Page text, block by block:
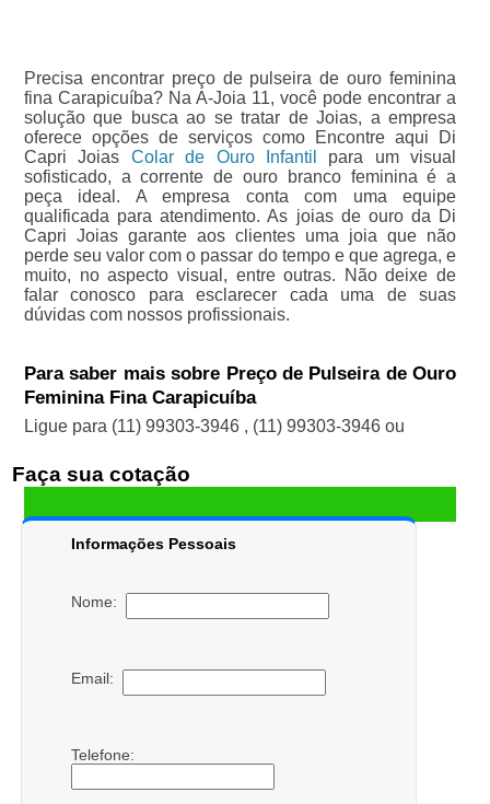
Precisa encontrar preço de pulseira de ouro feminina
fina Carapicuíba? Na A-Joia 11, você pode encontrar a
solução que busca ao se tratar de Joias, a empresa
oferece opções de serviços como Encontre aqui Di
Capri Joias Colar de Ouro Infantil
para um visual
sofisticado, a corrente de ouro branco feminina é a
peça ideal. A empresa conta com uma equipe
qualificada para atendimento. As joias de ouro da Di
Capri Joias garante aos clientes uma joia que não
perde seu valor com o passar do tempo e que agrega, e
muito, no aspecto visual, entre outras. Não deixe de
falar conosco para esclarecer cada uma de suas
dúvidas com nossos profissionais.
Para saber mais sobre Preço de Pulseira de Ouro
Feminina Fina Carapicuíba
Ligue para (11) 99303-3946 , (11) 99303-3946 ou
Faça sua cotação
Informações Pessoais
Nome:
Email:
Telefone: